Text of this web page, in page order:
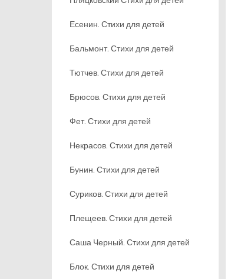
Есенин. Стихи для детей
Бальмонт. Стихи для детей
Тютчев. Стихи для детей
Брюсов. Стихи для детей
Фет. Стихи для детей
Некрасов. Стихи для детей
Бунин. Стихи для детей
Суриков. Стихи для детей
Плещеев. Стихи для детей
Саша Черный. Стихи для детей
Блок. Стихи для детей